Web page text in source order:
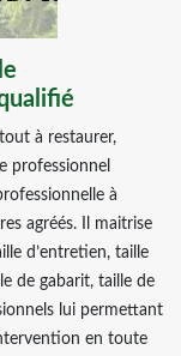
à restaurer,
professionnel
à
agréés. Il maitrise
d’entretien, taille
de gabarit, taille de
lui permettant
en toute